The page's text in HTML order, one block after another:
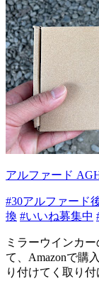
アルファード
#30アルファード
換 #いいね募集中
ミラーウインカ
て、Amazonで購
り付けてく取り